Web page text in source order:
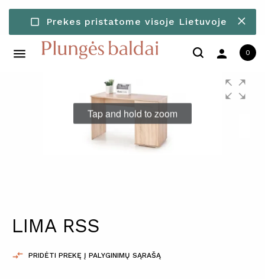
check_box_outline_blank Prekes pristatome visoje Lietuvoje
check_box_outline_blank
garantija
person 0
Tap and hold to zoom
LIMA RSS
 PRIDĖTI PREKĘ Į PALYGINIMŲ SĄRAŠĄ